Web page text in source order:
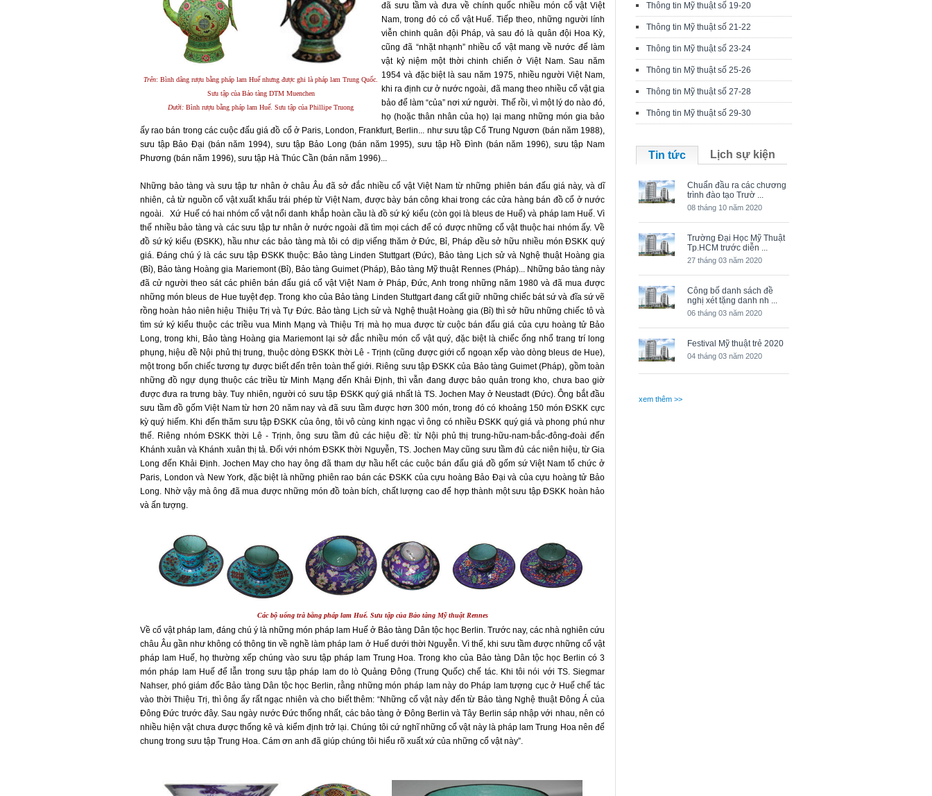
Trên: Bình dâng rượu bằng pháp lam Huế nhưng được ghi là pháp lam Trung Quốc.
Sưu tập của Bảo tàng DTM Muenchen
Dưới: Bình rượu bằng pháp lam Huế. Sưu tập của Phillipe Truong
đã sưu tầm và đưa về chính quốc nhiều món cổ vật Việt
Nam, trong đó có cổ vật Huế. Tiếp theo, những người lính
viễn chinh quân đội Pháp, và sau đó là quân đội Hoa Kỳ,
cũng đã “nhặt nhạnh” nhiều cổ vật mang về nước để làm
vật kỷ niệm một thời chinh chiến ở Việt Nam. Sau năm
1954 và đặc biệt là sau năm 1975, nhiều người Việt Nam,
khi ra định cư ở nước ngoài, đã mang theo nhiều cổ vật gia
bảo để làm “của” nơi xứ người. Thế rồi, vì một lý do nào đó,
họ (hoặc thân nhân của họ) lại mang những món gia bảo
ấy rao bán trong các cuộc đấu giá đồ cổ ở Paris, London, Frankfurt, Berlin... như sưu tập Cổ Trung Ngươn (bán năm 1988),
sưu tập Bảo Đại (bán năm 1994), sưu tập Bảo Long (bán năm 1995), sưu tập Hồ Đình (bán năm 1996), sưu tập Nam
Phương (bán năm 1996), sưu tập Hà Thúc Cần (bán năm 1996)...
Những bảo tàng và sưu tập tư nhân ở châu Âu đã sở đắc nhiều cổ vật Việt Nam từ những phiên bán đấu giá này, và dĩ
nhiên, cả từ nguồn cổ vật xuất khẩu trái phép từ Việt Nam, được bày bán công khai trong các cửa hàng bán đồ cổ ở nước
ngoài. Xứ Huế có hai nhóm cổ vật nổi danh khắp hoàn cầu là đồ sứ ký kiểu (còn gọi là bleus de Huế) và pháp lam Huế. Vì
thế nhiều bảo tàng và các sưu tập tư nhân ở nước ngoài đã tìm mọi cách để có được những cổ vật thuộc hai nhóm ấy. Về
đồ sứ ký kiểu (ĐSKK), hầu như các bảo tàng mà tôi có dịp viếng thăm ở Đức, Bỉ, Pháp đều sở hữu nhiều món ĐSKK quý
giá. Đáng chú ý là các sưu tập ĐSKK thuộc: Bảo tàng Linden Stuttgart (Đức), Bảo tàng Lịch sử và Nghệ thuật Hoàng gia
(Bỉ), Bảo tàng Hoàng gia Mariemont (Bỉ), Bảo tàng Guimet (Pháp), Bảo tàng Mỹ thuật Rennes (Pháp)... Những bảo tàng này
đã cử người theo sát các phiên bán đấu giá cổ vật Việt Nam ở Pháp, Đức, Anh trong những năm 1980 và đã mua được
những món bleus de Hue tuyệt đẹp. Trong kho của Bảo tàng Linden Stuttgart đang cất giữ những chiếc bát sứ và đĩa sứ vẽ
rồng hoàn hảo niên hiệu Thiệu Trị và Tự Đức. Bảo tàng Lịch sử và Nghệ thuật Hoàng gia (Bỉ) thì sở hữu những chiếc tô và
tìm sứ ký kiểu thuộc các triều vua Minh Mạng và Thiệu Trị mà họ mua được từ cuộc bán đấu giá của cựu hoàng tử Bảo
Long, trong khi, Bảo tàng Hoàng gia Mariemont lại sở đắc nhiều món cổ vật quý, đặc biệt là chiếc ống nhổ trang trí long
phụng, hiệu đề Nội phủ thị trung, thuộc dòng ĐSKK thời Lê - Trịnh (cũng được giới cổ ngoạn xếp vào dòng bleus de Hue),
một trong bốn chiếc tương tự được biết đến trên toàn thế giới. Riêng sưu tập ĐSKK của Bảo tàng Guimet (Pháp), gồm toàn
những đồ ngự dụng thuộc các triều từ Minh Mạng đến Khải Định, thì vẫn đang được bảo quản trong kho, chưa bao giờ
được đưa ra trưng bày. Tuy nhiên, người có sưu tập ĐSKK quý giá nhất là TS. Jochen May ở Neustadt (Đức). Ông bắt đầu
sưu tầm đồ gốm Việt Nam từ hơn 20 năm nay và đã sưu tầm được hơn 300 món, trong đó có khoảng 150 món ĐSKK cực
kỳ quý hiếm. Khi đến thăm sưu tập ĐSKK của ông, tôi vô cùng kinh ngạc vì ông có nhiều ĐSKK quý giá và phong phú như
thế. Riêng nhóm ĐSKK thời Lê - Trịnh, ông sưu tầm đủ các hiệu đề: từ Nội phủ thị trung-hữu-nam-bắc-đông-đoài đến
Khánh xuân và Khánh xuân thị tả. Đối với nhóm ĐSKK thời Nguyễn, TS. Jochen May cũng sưu tầm đủ các niên hiệu, từ Gia
Long đến Khải Định. Jochen May cho hay ông đã tham dự hầu hết các cuộc bán đấu giá đồ gốm sứ Việt Nam tổ chức ở
Paris, London và New York, đặc biệt là những phiên rao bán các ĐSKK của cựu hoàng Bảo Đại và của cựu hoàng tử Bảo
Long. Nhờ vậy mà ông đã mua được những món đồ toàn bích, chất lượng cao để hợp thành một sưu tập ĐSKK hoàn hảo
và ấn tượng.
Các bộ uống trà bằng pháp lam Huế. Sưu tập của Bảo tàng Mỹ thuật Rennes
Về cổ vật pháp lam, đáng chú ý là những món pháp lam Huế ở Bảo tàng Dân tộc học Berlin. Trước nay, các nhà nghiên cứu
châu Âu gần như không có thông tin về nghề làm pháp lam ở Huế dưới thời Nguyễn. Vì thế, khi sưu tầm được những cổ vật
pháp lam Huế, họ thường xếp chúng vào sưu tập pháp lam Trung Hoa. Trong kho của Bảo tàng Dân tộc học Berlin có 3
món pháp lam Huế để lẫn trong sưu tập pháp lam do lò Quảng Đông (Trung Quốc) chế tác. Khi tôi nói với TS. Siegmar
Nahser, phó giám đốc Bảo tàng Dân tộc học Berlin, rằng những món pháp lam này do Pháp lam tượng cục ở Huế chế tác
vào thời Thiệu Trị, thì ông ấy rất ngạc nhiên và cho biết thêm: “Những cổ vật này đến từ Bảo tàng Nghệ thuật Đông Á của
Đông Đức trước đây. Sau ngày nước Đức thống nhất, các bảo tàng ở Đông Berlin và Tây Berlin sáp nhập với nhau, nên có
nhiều hiện vật chưa được thống kê và kiểm định trở lại. Chúng tôi cứ nghĩ những cổ vật này là pháp lam Trung Hoa nên để
chung trong sưu tập Trung Hoa. Cám ơn anh đã giúp chúng tôi hiểu rõ xuất xứ của những cổ vật này”.
Thông tin Mỹ thuật số 19-20
Thông tin Mỹ thuật số 21-22
Thông tin Mỹ thuật số 23-24
Thông tin Mỹ thuật số 25-26
Thông tin Mỹ thuật số 27-28
Thông tin Mỹ thuật số 29-30
Tin tức Lịch sự kiện
Chuẩn đầu ra các chương
trình đào tạo Trườ ...
08 tháng 10 năm 2020
Trường Đại Học Mỹ Thuật
Tp.HCM trước diễn ...
27 tháng 03 năm 2020
Công bố danh sách đề
nghị xét tặng danh nh ...
06 tháng 03 năm 2020
Festival Mỹ thuật trẻ 2020
04 tháng 03 năm 2020
xem thêm >>